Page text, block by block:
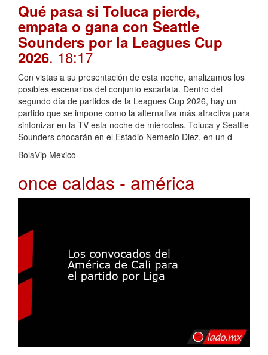
Qué pasa si Toluca pierde,
empata o gana con Seattle
Sounders por la Leagues Cup
2026. 18:17
Con vistas a su presentación de esta noche, analizamos los
posibles escenarios del conjunto escarlata. Dentro del
segundo día de partidos de la Leagues Cup 2026, hay un
partido que se impone como la alternativa más atractiva para
sintonizar en la TV esta noche de miércoles. Toluca y Seattle
Sounders chocarán en el Estadio Nemesio Diez, en un d
BolaVip Mexico
once caldas - américa